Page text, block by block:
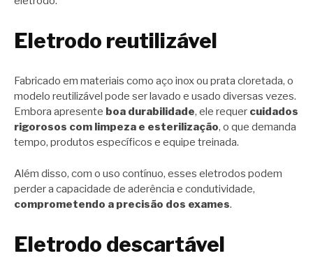
Eletrodo reutilizável
Fabricado em materiais como aço inox ou prata cloretada, o
modelo reutilizável pode ser lavado e usado diversas vezes.
Embora apresente boa durabilidade, ele requer cuidados
rigorosos com limpeza e esterilização, o que demanda
tempo, produtos específicos e equipe treinada.
Além disso, com o uso contínuo, esses eletrodos podem
perder a capacidade de aderência e condutividade,
comprometendo a precisão dos exames.
Eletrodo descartável